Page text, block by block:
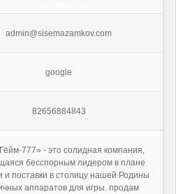
admin@sisemazamkov.com
google
82656884843
777» - это солидная компания,
бесспорным лидером в плане
и поставки в столицу нашей Родины
аппаратов для игры. продам